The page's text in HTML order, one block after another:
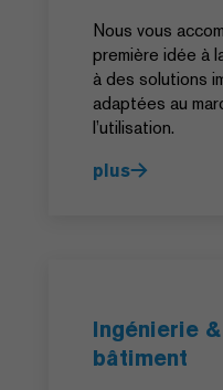
Nous vous
première idée à
à des solutions
adaptées au
l’utilisation.
plus
Ingénierie
bâtiment